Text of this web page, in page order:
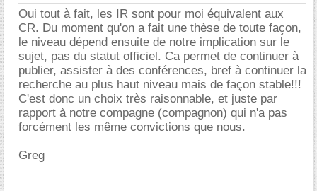
Oui tout à fait, les IR sont pour moi équivalent aux
CR. Du moment qu'on a fait une thèse de toute façon,
le niveau dépend ensuite de notre implication sur le
sujet, pas du statut officiel. Ca permet de continuer à
publier, assister à des conférences, bref à continuer la
recherche au plus haut niveau mais de façon stable!!!
C'est donc un choix très raisonnable, et juste par
rapport à notre compagne (compagnon) qui n'a pas
forcément les même convictions que nous.
Greg